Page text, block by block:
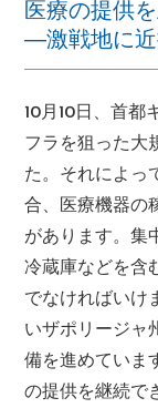
医療の提供
―激戦地に
10月10日、首都
フラを狙った大
た。それによっ
合、医療機器の
があります。集
冷蔵庫などを含
でなければいけ
いザポリージャ
備を進めていま
の提供を継続で